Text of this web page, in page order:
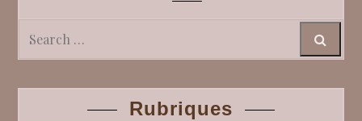
Rubriques